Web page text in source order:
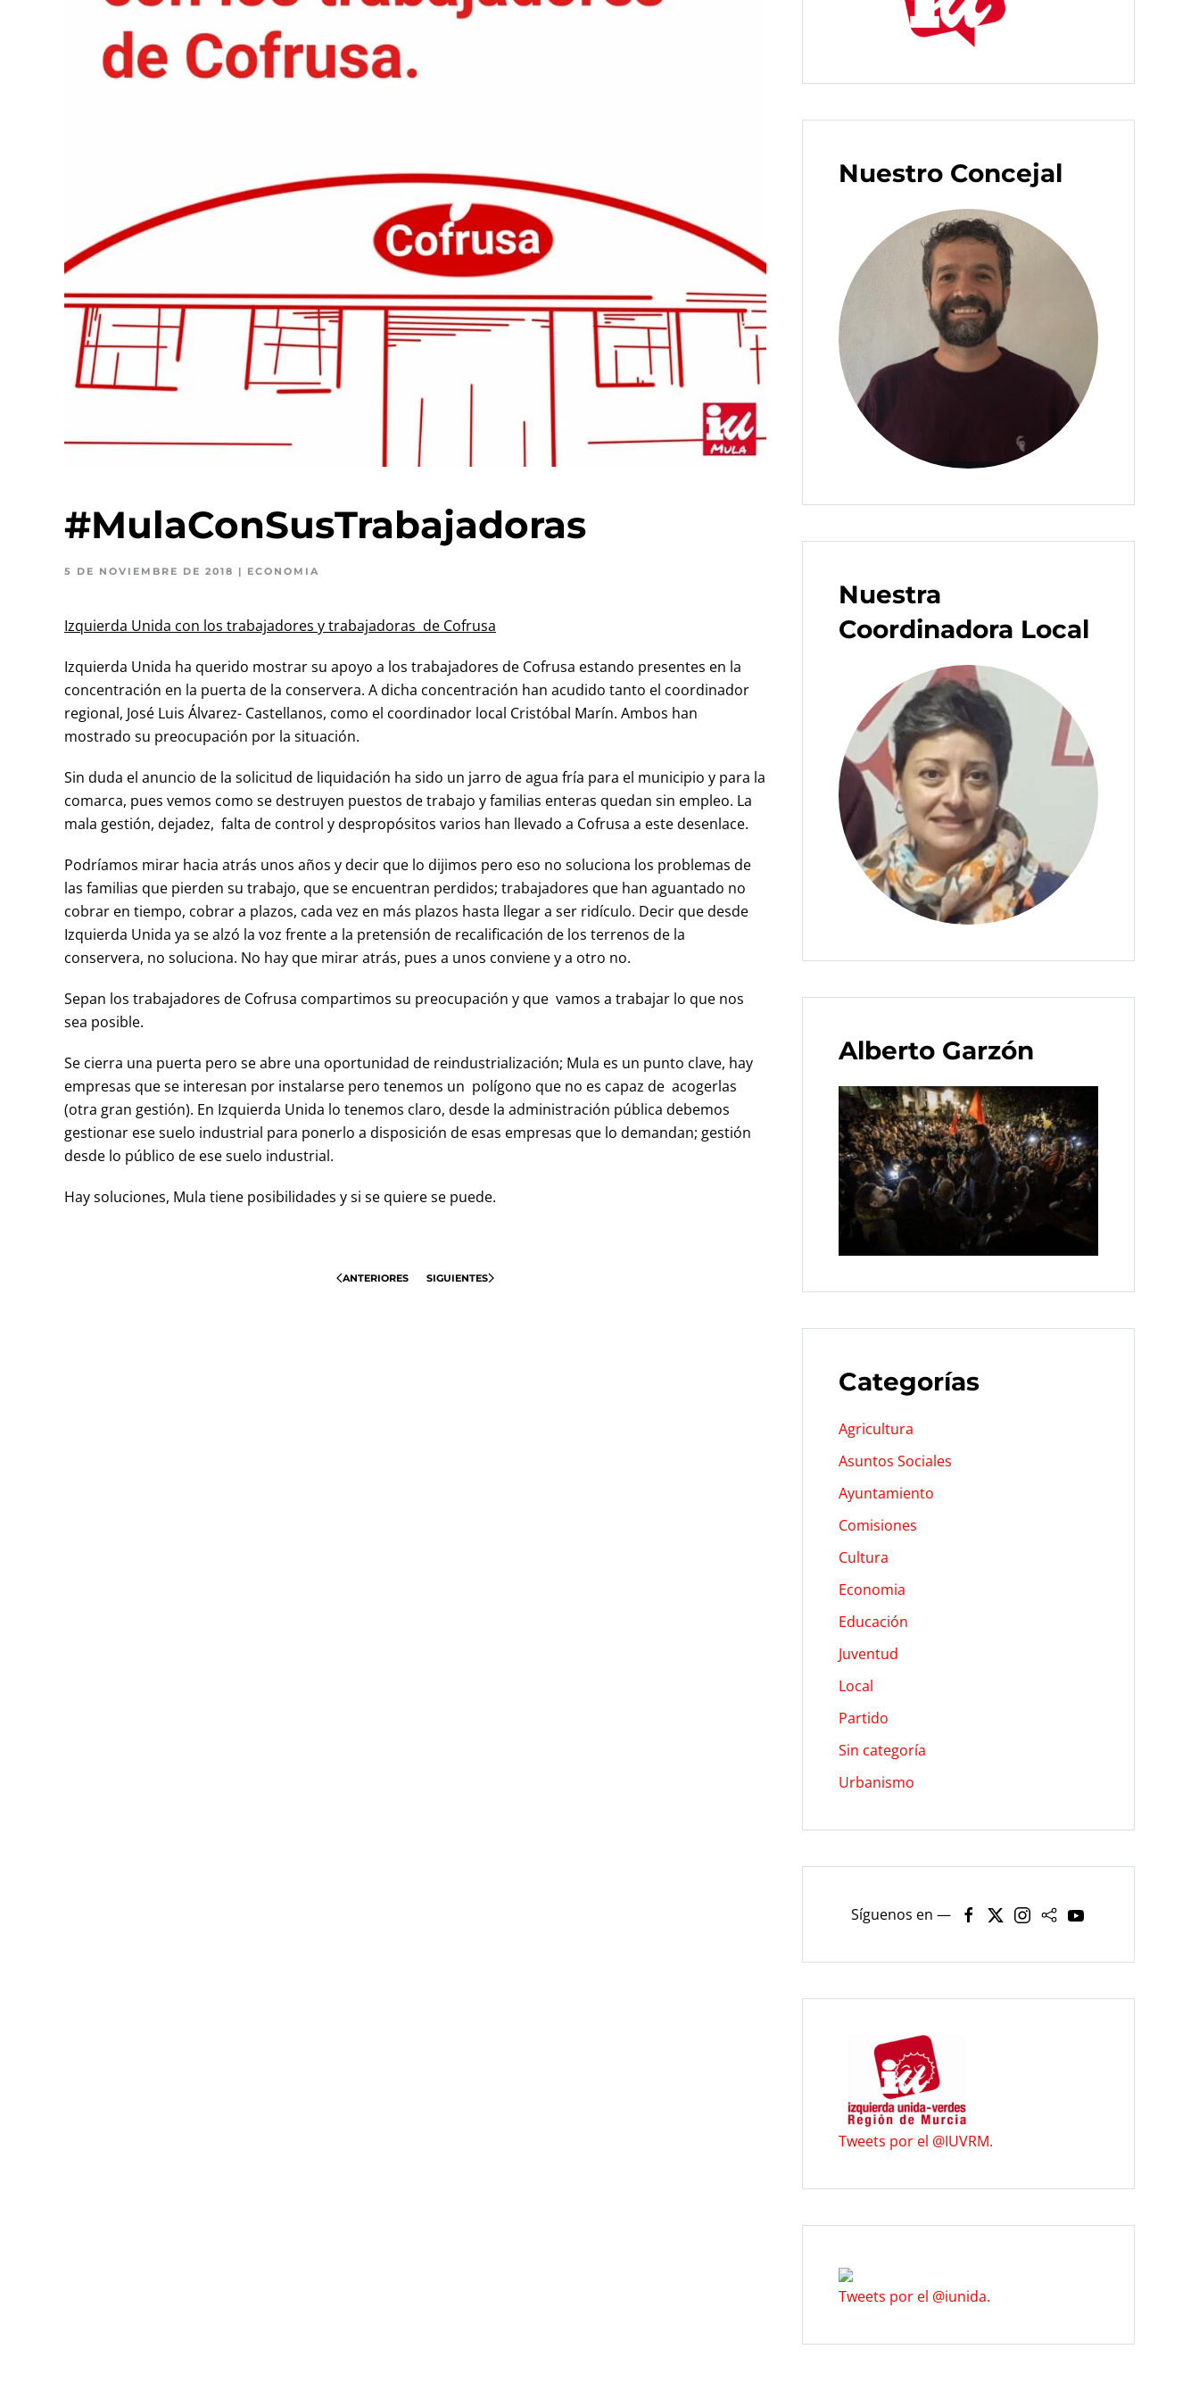
#MulaConSusTrabajadoras
5 DE NOVIEMBRE DE 2018 | ECONOMIA
Izquierda Unida con los trabajadores y trabajadoras de Cofrusa
Izquierda Unida ha querido mostrar su apoyo a los trabajadores de Cofrusa estando presentes en la
concentración en la puerta de la conservera. A dicha concentración han acudido tanto el coordinador
regional, José Luis Álvarez- Castellanos, como el coordinador local Cristóbal Marín. Ambos han
mostrado su preocupación por la situación.
Sin duda el anuncio de la solicitud de liquidación ha sido un jarro de agua fría para el municipio y para la
comarca, pues vemos como se destruyen puestos de trabajo y familias enteras quedan sin empleo. La
mala gestión, dejadez, falta de control y despropósitos varios han llevado a Cofrusa a este desenlace.
Podríamos mirar hacia atrás unos años y decir que lo dijimos pero eso no soluciona los problemas de
las familias que pierden su trabajo, que se encuentran perdidos; trabajadores que han aguantado no
cobrar en tiempo, cobrar a plazos, cada vez en más plazos hasta llegar a ser ridículo. Decir que desde
Izquierda Unida ya se alzó la voz frente a la pretensión de recalificación de los terrenos de la
conservera, no soluciona. No hay que mirar atrás, pues a unos conviene y a otro no.
Sepan los trabajadores de Cofrusa compartimos su preocupación y que vamos a trabajar lo que nos
sea posible.
Se cierra una puerta pero se abre una oportunidad de reindustrialización; Mula es un punto clave, hay
empresas que se interesan por instalarse pero tenemos un polígono que no es capaz de acogerlas
(otra gran gestión). En Izquierda Unida lo tenemos claro, desde la administración pública debemos
gestionar ese suelo industrial para ponerlo a disposición de esas empresas que lo demandan; gestión
desde lo público de ese suelo industrial.
Hay soluciones, Mula tiene posibilidades y si se quiere se puede.
ANTERIORES SIGUIENTES
Nuestro Concejal
Nuestra
Coordinadora Local
Alberto Garzón
Categorías
Agricultura
Asuntos Sociales
Ayuntamiento
Comisiones
Cultura
Economia
Educación
Juventud
Local
Partido
Sin categoría
Urbanismo
Síguenos en —
Tweets por el @IUVRM.
Tweets por el @iunida.